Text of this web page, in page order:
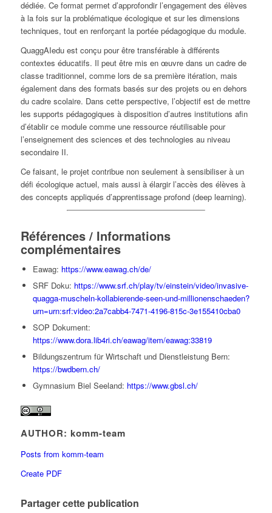
dédiée. Ce format permet d’approfondir l’engagement des élèves
à la fois sur la problématique écologique et sur les dimensions
techniques, tout en renforçant la portée pédagogique du module.
QuaggAIedu est conçu pour être transférable à différents
contextes éducatifs. Il peut être mis en œuvre dans un cadre de
classe traditionnel, comme lors de sa première itération, mais
également dans des formats basés sur des projets ou en dehors
du cadre scolaire. Dans cette perspective, l’objectif est de mettre
les supports pédagogiques à disposition d’autres institutions afin
d’établir ce module comme une ressource réutilisable pour
l’enseignement des sciences et des technologies au niveau
secondaire II.
Ce faisant, le projet contribue non seulement à sensibiliser à un
défi écologique actuel, mais aussi à élargir l’accès des élèves à
des concepts appliqués d’apprentissage profond (deep learning).
Références / Informations
complémentaires
Eawag: https://www.eawag.ch/de/
SRF Doku: https://www.srf.ch/play/tv/einstein/video/invasive-
quagga-muscheln-kollabierende-seen-und-millionenschaeden?
urn=urn:srf:video:2a7cabb4-7471-4196-815c-3e155410cba0
SOP Dokument:
https://www.dora.lib4ri.ch/eawag/item/eawag:33819
Bildungszentrum für Wirtschaft und Dienstleistung Bern:
https://bwdbern.ch/
Gymnasium Biel Seeland: https://www.gbsl.ch/
AUTHOR: komm-team
Posts from komm-team
Create PDF
Partager cette publication